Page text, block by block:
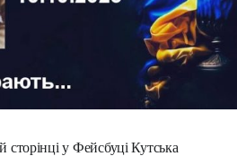
сторінці у Фейсбуці Кутська